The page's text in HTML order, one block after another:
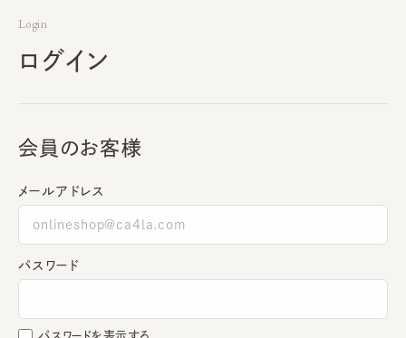
Login
ログイン
会員のお客様
メールアドレス
パスワード
パスワードを表示する